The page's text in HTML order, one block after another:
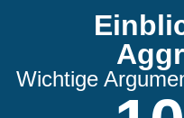
Wichtige